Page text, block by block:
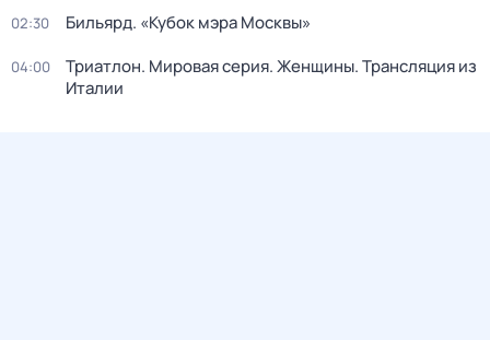
02:30 Бильярд. «Кубок мэра Москвы»
04:00
Триатлон. Мировая серия. Женщины. Трансляция из
Италии